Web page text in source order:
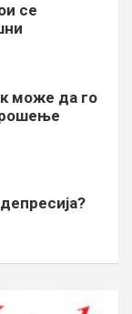
се
може да го